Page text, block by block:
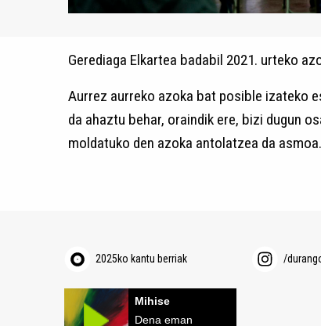
Gerediaga Elkartea badabil 2021. urteko
Aurrez aurreko azoka bat posible izateko
da ahaztu behar, oraindik ere, bizi dugun
moldatuko den azoka antolatzea da asmoa.
2025ko kantu berriak /